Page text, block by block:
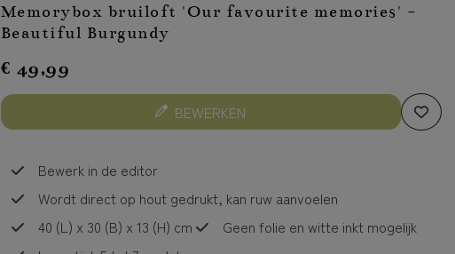
Memorybox bruiloft 'Our favourite memories' -
Beautiful Burgundy
€ 49,99
BEWERKEN
Bewerk in de editor
Wordt direct op hout gedrukt, kan ruw aanvoelen
40 (L) x 30 (B) x 13 (H) cm
Geen folie en witte inkt mogelijk